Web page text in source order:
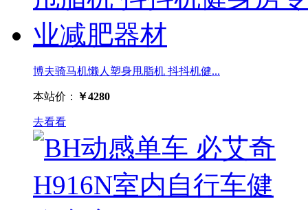
博夫骑马机懒人塑身甩脂机 抖抖机健...
本站价： ￥4280
去看看